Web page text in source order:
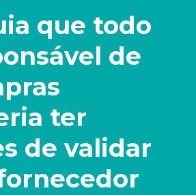
que todo
de
ter
de validar